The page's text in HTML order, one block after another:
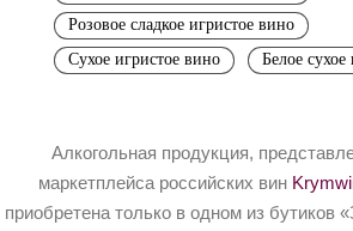
Розовое сладкое игристое вино
Сухое игристое вино
Белое
Алкогольная продукция,
маркетплейса российских вин
приобретена только в одном из бутиков